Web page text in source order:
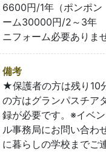
6600円/1年（ポンポン
ーム30000円/2～3年
ニフォーム必要ありま
備考
★保護者の方は残り10
の方はグランパスチア
録が必要です。※イベ
ル事務局にお問い合わ
に暮らしの学校までご